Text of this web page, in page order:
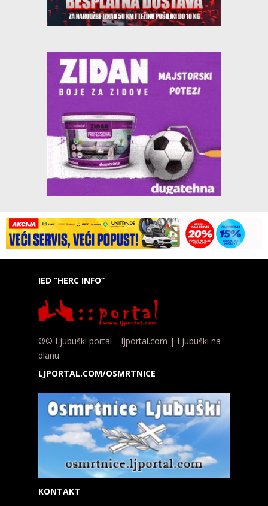
IED “HERC INFO”
®© Ljubuški portal – ljportal.com | Ljubuški na
dlanu
LJPORTAL.COM/OSMRTNICE
KONTAKT